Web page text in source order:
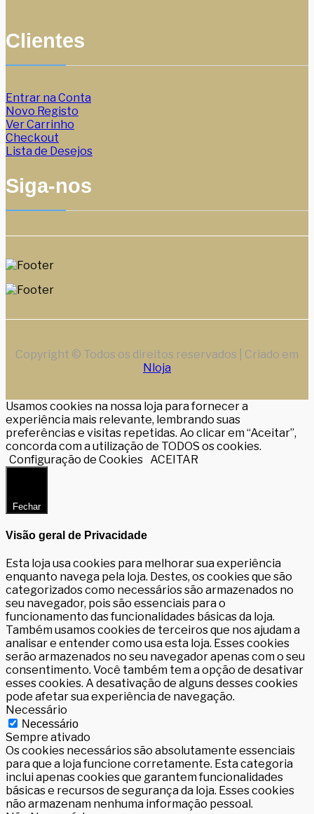
Clientes
Entrar na Conta
Novo Registo
Ver Carrinho
Checkout
Lista de Desejos
Siga-nos
Copyright © Todos os direitos reservados | Criado em
Nloja
Usamos cookies na nossa loja para fornecer a
experiência mais relevante, lembrando suas
preferências e visitas repetidas. Ao clicar em “Aceitar”,
concorda com a utilização de TODOS os cookies.
Configuração de Cookies ACEITAR
Fechar
Visão geral de Privacidade
Esta loja usa cookies para melhorar sua experiência
enquanto navega pela loja. Destes, os cookies que são
categorizados como necessários são armazenados no
seu navegador, pois são essenciais para o
funcionamento das funcionalidades básicas da loja.
Também usamos cookies de terceiros que nos ajudam a
analisar e entender como usa esta loja. Esses cookies
serão armazenados no seu navegador apenas com o seu
consentimento. Você também tem a opção de desativar
esses cookies. A desativação de alguns desses cookies
pode afetar sua experiência de navegação.
Necessário
Necessário
Sempre ativado
Os cookies necessários são absolutamente essenciais
para que a loja funcione corretamente. Esta categoria
inclui apenas cookies que garantem funcionalidades
básicas e recursos de segurança da loja. Esses cookies
não armazenam nenhuma informação pessoal.